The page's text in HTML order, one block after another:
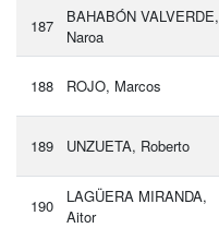
187
BAHABÓN VALVERDE,
Naroa
188 ROJO, Marcos
189 UNZUETA, Roberto
190
LAGÜERA MIRANDA,
Aitor